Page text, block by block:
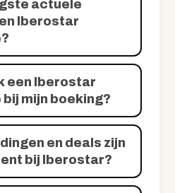
actuele
Iberostar
een Iberostar
mijn boeking?
en deals zijn
bij Iberostar?